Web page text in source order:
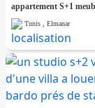
Tunis , Elmanar